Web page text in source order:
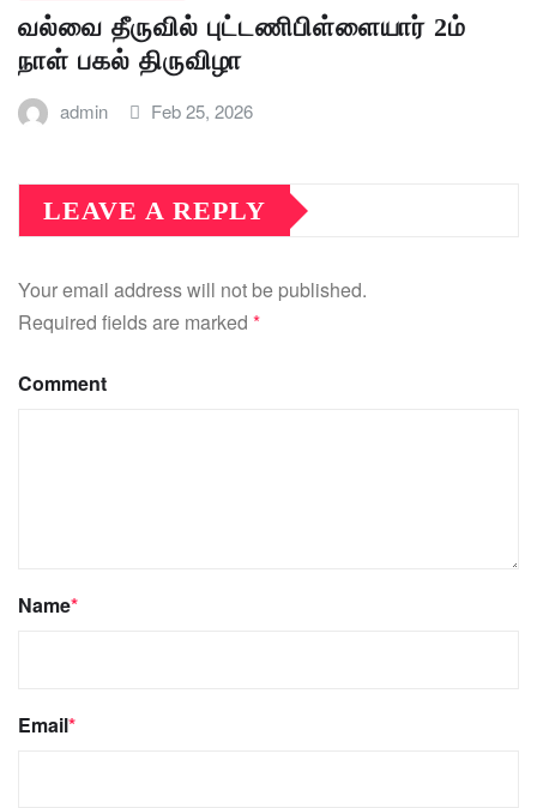
வல்வை தீருவில் புட்டணிபிள்ளையார் 2ம்
நாள் பகல் திருவிழா
admin Feb 25, 2026
LEAVE A REPLY
Your email address will not be published.
Required fields are marked *
Comment
Name*
Email*